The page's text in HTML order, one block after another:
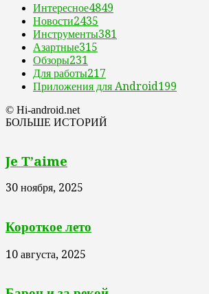
Интересное4849
Новости2435
Инструменты381
Азартные315
Обзоры231
Для работы217
Приложения для Android199
© Hi-android.net
БОЛЬШЕ ИСТОРИЙ
Je T’aime
30 ноября, 2025
Короткое лето
10 августа, 2025